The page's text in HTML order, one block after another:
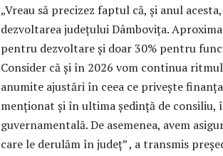
„Vreau să precizez faptul că, și anul
dezvoltarea județului Dâmbovița.
pentru dezvoltare și doar 30% pentru
Consider că și în 2026 vom continua
anumite ajustări în ceea ce privește
menționat și în ultima ședință de
guvernamentală. De asemenea, avem
care le derulăm în județ” , a transmis